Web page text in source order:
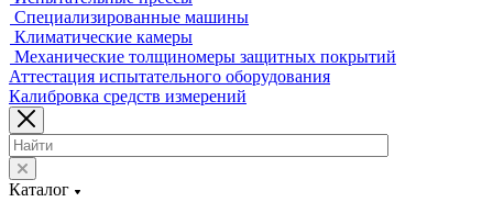
Разрушающий контроль
Универсальные гидравлические разрывные машины
Универсальные электромеханические разрывные машины
Машины для испытаний на усталость
Машины для испытания пружин
Экстензометры (Измерители деформации)
Системы температурных испытаний
Машины на кручение
Машины на изгиб